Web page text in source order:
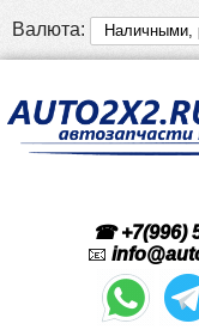
Валюта:
☎ +7(996)
📧